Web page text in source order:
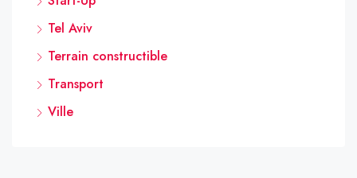
Tel Aviv
Terrain constructible
Transport
Ville